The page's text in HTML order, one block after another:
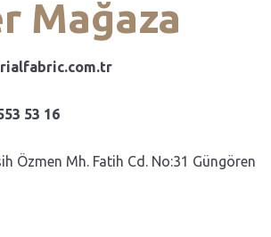
Mağaza
53 16
Özmen Mh. Fatih Cd. No:31 Güngören